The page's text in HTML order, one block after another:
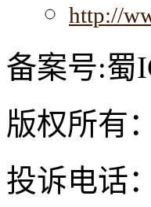
http://
备案号:蜀
版权所有
投诉电话